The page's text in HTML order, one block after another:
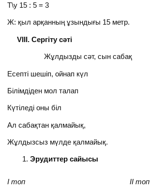
Т\у 15 : 5 = 3
Ж: қыл арқанның ұзындығы 15 метр.
VIII. Сергіту сәті
Жұлдызды сәт, сын сабақ
Есепті шешіп, ойнап күл
Білімдіден мол талап
Күтіледі оны біл
Ал сабақтан қалмайық,
Жұлдызсыз мүлде қалмайық.
Эрудиттер сайысы
І топ ІІ топ